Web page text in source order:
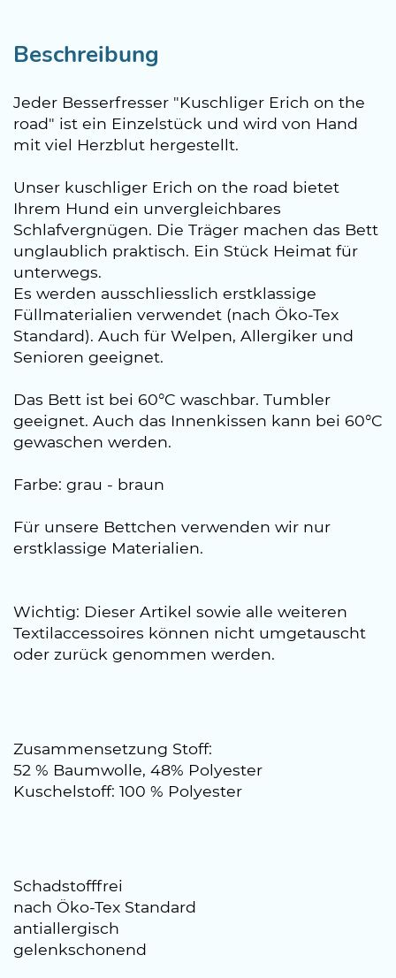
Beschreibung
Jeder Besserfresser "Kuschliger Erich on the
road" ist ein Einzelstück und wird von Hand
mit viel Herzblut hergestellt.
Unser kuschliger Erich on the road bietet
Ihrem Hund ein unvergleichbares
Schlafvergnügen. Die Träger machen das Bett
unglaublich praktisch. Ein Stück Heimat für
unterwegs.
Es werden ausschliesslich erstklassige
Füllmaterialien verwendet (nach Öko-Tex
Standard). Auch für Welpen, Allergiker und
Senioren geeignet.
Das Bett ist bei 60°C waschbar. Tumbler
geeignet. Auch das Innenkissen kann bei 60°C
gewaschen werden.
Farbe: grau - braun
Für unsere Bettchen verwenden wir nur
erstklassige Materialien.
Wichtig: Dieser Artikel sowie alle weiteren
Textilaccessoires können nicht umgetauscht
oder zurück genommen werden.
Zusammensetzung Stoff:
52 % Baumwolle, 48% Polyester
Kuschelstoff: 100 % Polyester
Schadstofffrei
nach Öko-Tex Standard
antiallergisch
gelenkschonend